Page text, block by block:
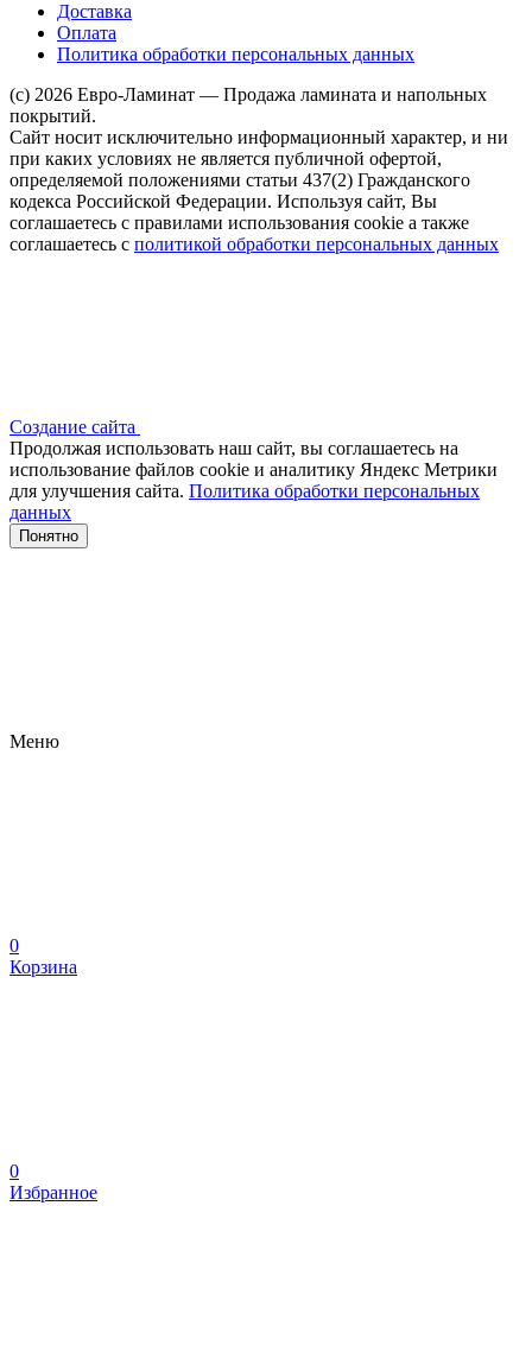
Доставка
Оплата
Политика обработки персональных данных
(c) 2026 Евро-Ламинат — Продажа ламината и напольных
покрытий.
Сайт носит исключительно информационный характер, и ни
при каких условиях не является публичной офертой,
определяемой положениями статьи 437(2) Гражданского
кодекса Российской Федерации. Используя сайт, Вы
соглашаетесь с правилами использования cookie а также
соглашаетесь с политикой обработки персональных данных
Создание сайта
Продолжая использовать наш сайт, вы соглашаетесь на
использование файлов сооkіе и аналитику Яндекс Метрики
для улучшения сайта. Политика обработки персональных
данных
Понятно
Меню
0
Корзина
0
Избранное